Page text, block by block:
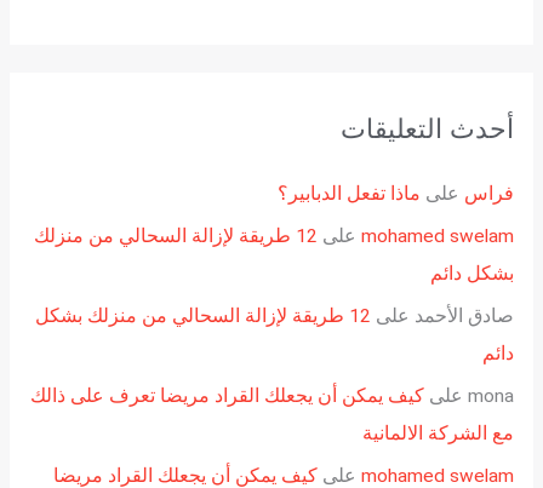
أحدث التعليقات
فراس على ماذا تفعل الدبابير؟
mohamed swelamعلى
12 طريقة لإزالة السحالي من منزلك
بشكل دائم
صادق الأحمد على
12 طريقة لإزالة السحالي من منزلك بشكل
دائم
monaعلى كيف يمكن أن يجعلك القراد مريضا تعرف على ذالك
مع الشركة الالمانية
mohamed swelamعلى كيف يمكن أن يجعلك القراد مريضا